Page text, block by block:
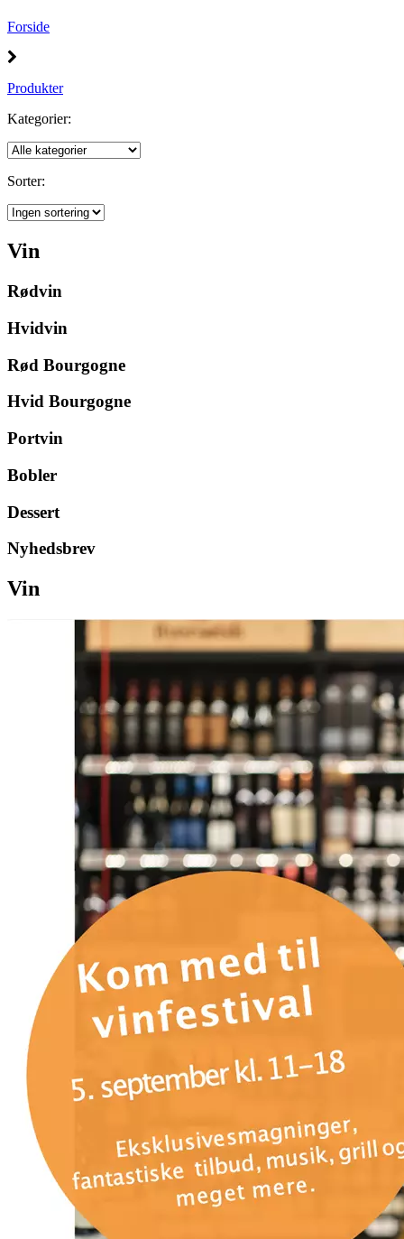
Forside
Produkter
Kategorier:
Sorter:
Vin
Rødvin
Hvidvin
Rød Bourgogne
Hvid Bourgogne
Portvin
Bobler
Dessert
Nyhedsbrev
Vin